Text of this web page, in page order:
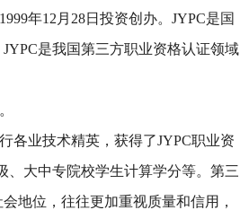
年12月28日投资创办。JYPC是国
是我国第三方职业资格认证领域
各业技术精英，获得了JYPC职业资
、大中专院校学生计算学分等。第三
地位，往往更加重视质量和信用，